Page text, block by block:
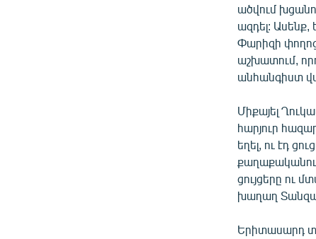
ածվում
ազդել: Ասենք,
Փարիզի
աշխատում,
անհանգիստ
Միքայել
հարյուր
եղել, ու էդ
ցույցերը ու
խաղաղ
Երիտասարդ